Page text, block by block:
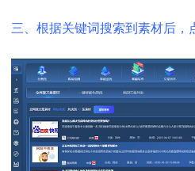
三、根据关键词搜索到素材后，